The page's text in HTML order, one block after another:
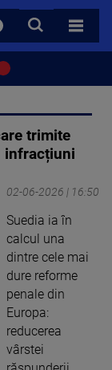
CAUTA
TOATE
trimite
infracțiuni
02-06-2026 | 16:50
Suedia ia în
calcul una
dintre cele mai
dure reforme
penale din
Europa:
reducerea
vârstei